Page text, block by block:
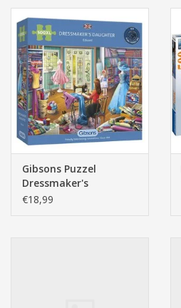
Gibsons Puzzel
Dressmaker's
Daughter 500XL
€18,99